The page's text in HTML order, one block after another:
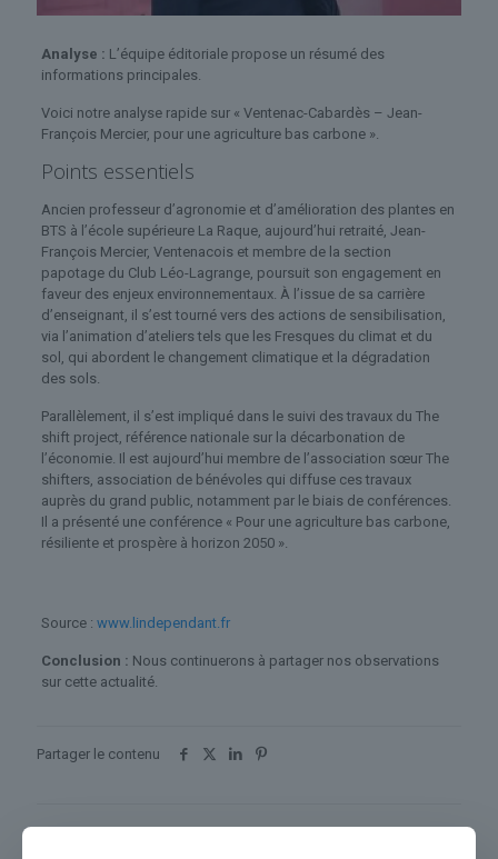
Analyse : L’équipe éditoriale propose un résumé des
informations principales.
Voici notre analyse rapide sur « Ventenac-Cabardès – Jean-
François Mercier, pour une agriculture bas carbone ».
Points essentiels
Ancien professeur d’agronomie et d’amélioration des plantes en
BTS à l’école supérieure La Raque, aujourd’hui retraité, Jean-
François Mercier, Ventenacois et membre de la section
papotage du Club Léo-Lagrange, poursuit son engagement en
faveur des enjeux environnementaux. À l’issue de sa carrière
d’enseignant, il s’est tourné vers des actions de sensibilisation,
via l’animation d’ateliers tels que les Fresques du climat et du
sol, qui abordent le changement climatique et la dégradation
des sols.
Parallèlement, il s’est impliqué dans le suivi des travaux du The
shift project, référence nationale sur la décarbonation de
l’économie. Il est aujourd’hui membre de l’association sœur The
shifters, association de bénévoles qui diffuse ces travaux
auprès du grand public, notamment par le biais de conférences.
Il a présenté une conférence « Pour une agriculture bas carbone,
résiliente et prospère à horizon 2050 ».
Source : www.lindependant.fr
Conclusion : Nous continuerons à partager nos observations
sur cette actualité.
Partager le contenu